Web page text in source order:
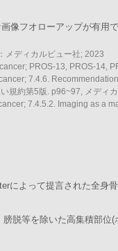
フオローアップが有用
メディカルビュー社; 2023
PROS-13, PROS-14,
7.4.6.
規約第5版. p96~97, メディ
7.4.5.2. Imaging as a
によって提言された全身
脱等を除いた高集積部位